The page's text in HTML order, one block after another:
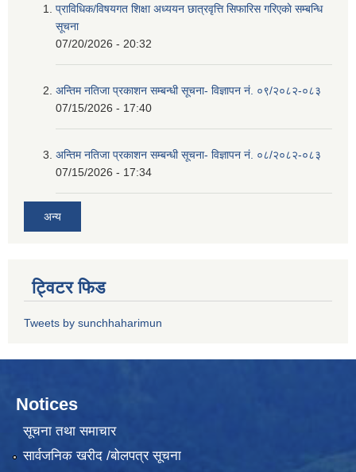
प्राविधिक/विषयगत शिक्षा अध्ययन छात्रवृत्ति सिफारिस गरिएकाे सम्बन्धि
सूचना
07/20/2026 - 20:32
अन्तिम नतिजा प्रकाशन सम्बन्धी सूचना- विज्ञापन नं. ०९/२०८२-०८३
07/15/2026 - 17:40
अन्तिम नतिजा प्रकाशन सम्बन्धी सूचना- विज्ञापन नं. ०८/२०८२-०८३
07/15/2026 - 17:34
अन्य
ट्विटर फिड
Tweets by sunchhaharimun
Notices
सूचना तथा समाचार
सार्वजनिक खरीद /बोलपत्र सूचना